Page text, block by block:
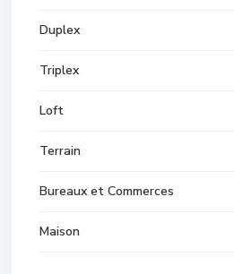
Duplex
Triplex
Loft
Terrain
Bureaux et Commerces
Maison